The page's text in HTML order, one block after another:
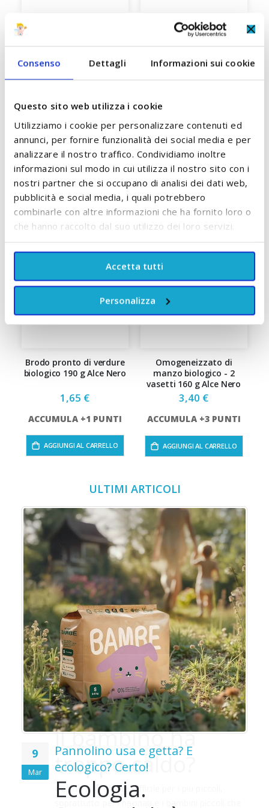
Consenso Dettagli Informazioni sui cookie
Questo sito web utilizza i cookie
Utilizziamo i cookie per personalizzare contenuti ed
annunci, per fornire funzionalità dei social media e per
analizzare il nostro traffico. Condividiamo inoltre
informazioni sul modo in cui utilizza il nostro sito con i
nostri partner che si occupano di analisi dei dati web,
pubblicità e social media, i quali potrebbero
combinarle con altre informazioni che ha fornito loro o
che hanno raccolto dal suo utilizzo dei loro servizi.
Accetta tutti
Personalizza
11,20 €
ACCUMULA +11 PUNTI
AGGIUNGI AL CARRELLO
Gel Lividi e Bernoccoli con
Oli Essenziali Biologici
13,60 €
SCOPRI TUTTI I PRODOTTI DEL BRAND
Brodo pronto di verdure
biologico 190 g Alce Nero
1,65 €
ACCUMULA +1 PUNTI
AGGIUNGI AL CARRELLO
Omogeneizzato di
manzo biologico - 2
vasetti 160 g Alce Nero
3,40 €
ACCUMULA +3 PUNTI
AGGIUNGI AL CARRELLO
ULTIMI ARTICOLI
9
Mar
Pannolino usa e getta? E
ecologico? Certo!
Ecologia.